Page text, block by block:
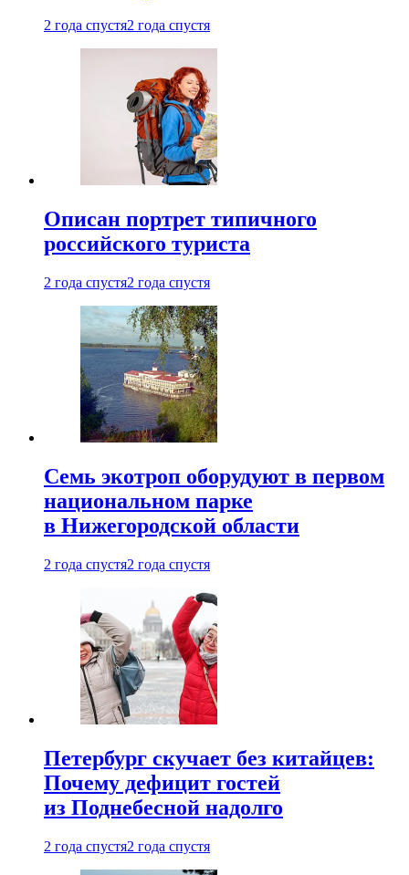
2 года спустя2 года спустя
Описан портрет типичного
российского туриста
2 года спустя2 года спустя
Семь экотроп оборудуют в первом
национальном парке
в Нижегородской области
2 года спустя2 года спустя
Петербург скучает без китайцев:
Почему дефицит гостей
из Поднебесной надолго
2 года спустя2 года спустя